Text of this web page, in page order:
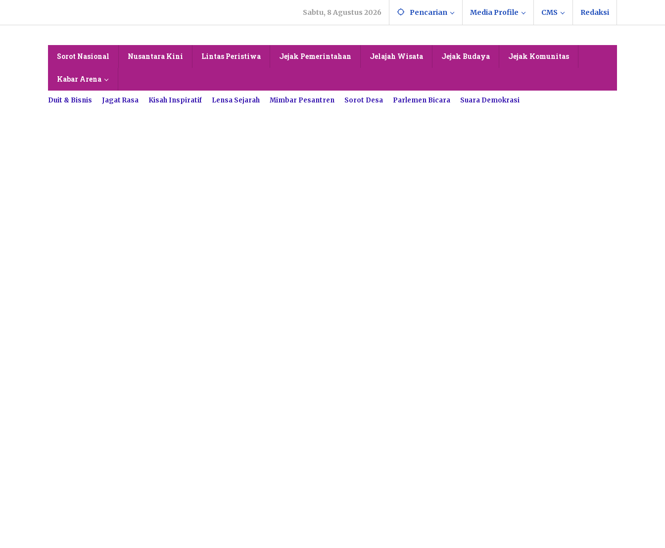
konten
Sabtu, 8 Agustus 2026 Pencarian Media Profile CMS Redaksi
Sorot Nasional Nusantara Kini Lintas Peristiwa Jejak Pemerintahan Jelajah Wisata Jejak Budaya Jejak Komunitas
Kabar Arena
Duit & Bisnis Jagat Rasa Kisah Inspiratif Lensa Sejarah Mimbar Pesantren Sorot Desa Parlemen Bicara Suara Demokrasi